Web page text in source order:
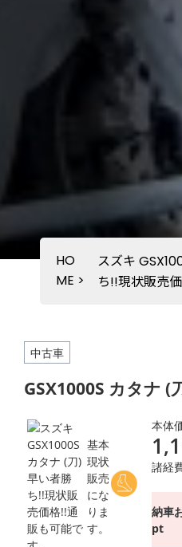
HO
ME >
スズキ
ち!!現状販売
中古車
GSX1000S カタナ (
基本
現状
販売
にな
りま
す。
本体
諸経
納車
pt